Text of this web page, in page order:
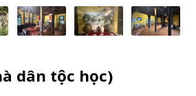
dân tộc học)